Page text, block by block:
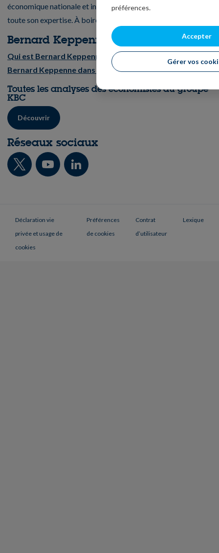
économique nationale et internationale et partage avec vous
toute son expertise. À boire sans modération !
Bernard Keppenne
Qui est Bernard Keppenne ?
Bernard Keppenne dans la presse
Toutes les analyses des économistes du groupe
KBC
Découvrir
Réseaux sociaux
Déclaration vie
privée et usage de
cookies
Préférences
de cookies
Contrat
d’utilisateur
Lexique
préférences.
Accepter
Gérer vos